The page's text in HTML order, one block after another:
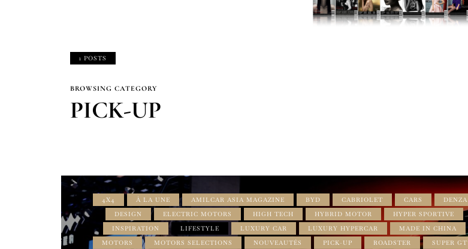
1 POSTS
BROWSING CATEGORY
PICK-UP
4X4 À LA UNE AMILCAR ASIA MAGAZINE BYD CABRIOLET CARS
DENZA
DESIGN
ELECTRIC MOTORS HIGH TECH HYBRID MOTOR
HYPER SPORTIVE
INSPIRATION
LIFESTYLE LUXURY CAR LUXURY HYPERCAR
MADE IN CHINA
MOTORS
MOTORS SELECTIONS NOUVEAUTÉS PICK-UP ROADSTER
SUPER GT